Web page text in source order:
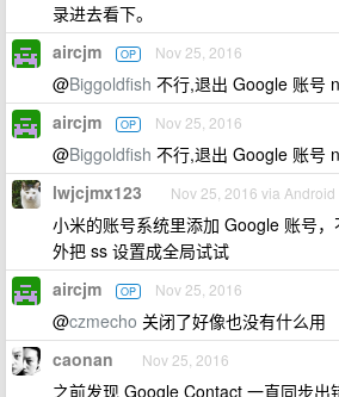
录进去看下。
aircjm OP Nov 25, 2016
@Biggoldfish 不行,退出 Google 账号
aircjm OP Nov 25, 2016
@Biggoldfish 不行,退出 Google 账号
lwjcjmx123 Nov 25, 2016 via Android
小米的账号系统里添加 Google 账号
外把 ss 设置成全局试试
aircjm OP Nov 25, 2016
@czmecho 关闭了好像也没有什么用
caonan Nov 25, 2016
之前发现 Google Contact 一直同步出